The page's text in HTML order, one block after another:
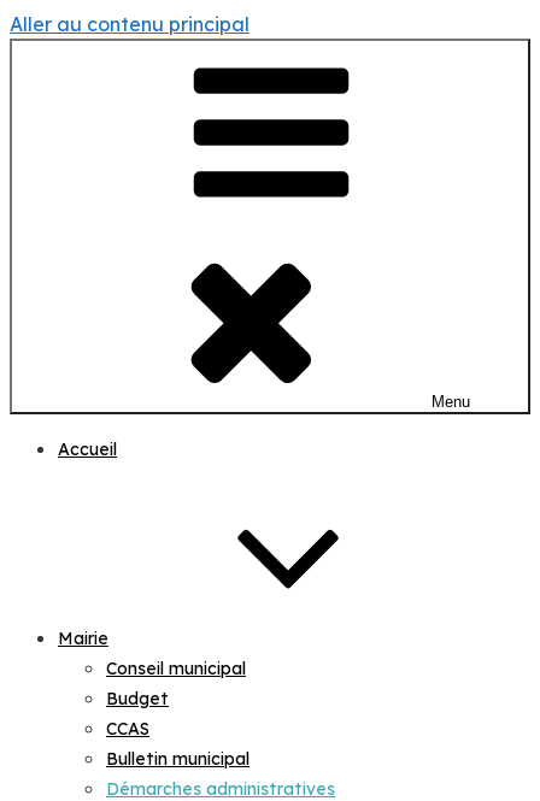
Aller au contenu principal
Menu
Accueil
Mairie
Conseil municipal
Budget
CCAS
Bulletin municipal
Démarches administratives